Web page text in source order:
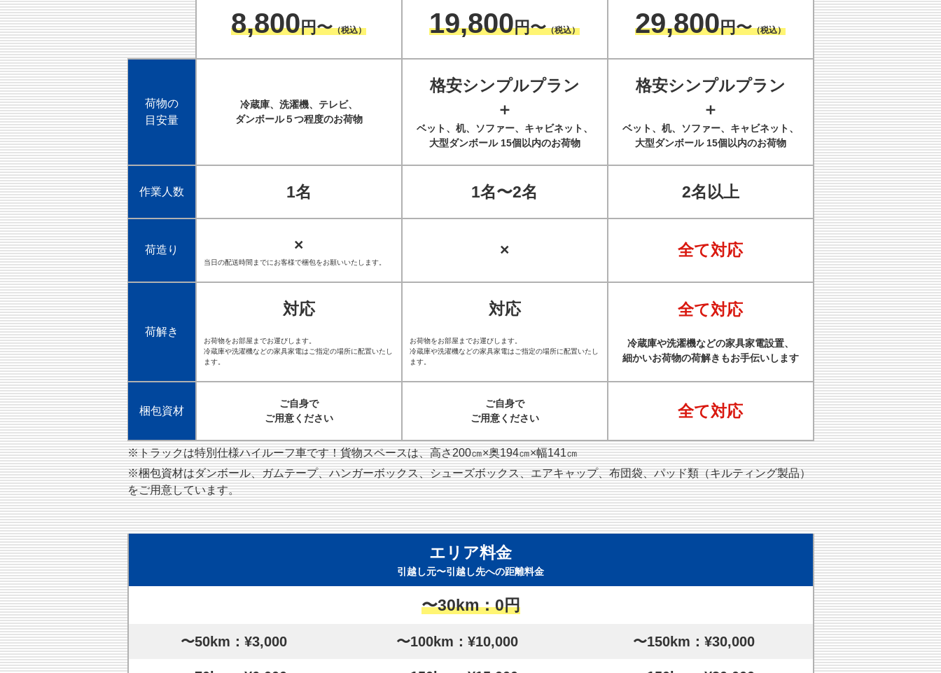
8,800円〜（税込） 19,800円〜（税込） 29,800円〜（税込）
荷物の
目安量
冷蔵庫、洗濯機、テレビ、
ダンボール５つ程度のお荷物
格安シンプルプラン
＋
ベット、机、ソファー、キャビネット、
大型ダンボール 15個以内のお荷物
格安シンプルプラン
＋
ベット、机、ソファー、キャビネット、
大型ダンボール 15個以内のお荷物
作業人数 1名 1名〜2名 2名以上
荷造り ×
当日の配送時間までにお客様で梱包をお願いいたします。
× 全て対応
荷解き
対応
お荷物をお部屋までお運びします。
冷蔵庫や洗濯機などの家具家電はご指定の場所に配置いたし
ます。
対応
お荷物をお部屋までお運びします。
冷蔵庫や洗濯機などの家具家電はご指定の場所に配置いたし
ます。
全て対応
冷蔵庫や洗濯機などの家具家電設置、
細かいお荷物の荷解きもお手伝いします
梱包資材
ご自身で
ご用意ください
ご自身で
ご用意ください
全て対応
※トラックは特別仕様ハイルーフ車です！貨物スペースは、高さ200㎝×奥194㎝×幅141㎝
※梱包資材はダンボール、ガムテープ、ハンガーボックス、シューズボックス、エアキャップ、布団袋、パッド類（キルティング製品）
をご用意しています。
エリア料金
引越し元〜引越し先への距離料金
〜30km：0円
〜50km：¥3,000 〜100km：¥10,000 〜150km：¥30,000